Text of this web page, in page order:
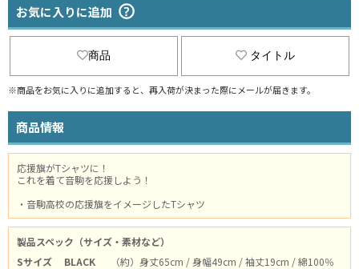
お気に入りに追加
商品 タイトル
※商品をお気に入りに追加すると、再入荷が決まった際にメールが届きます。
商品情報
応援旗がTシャツに！
これを着て音駒を応援しよう！
・音駒高校の応援旗をイメージしたTシャツ
製品スペック（サイズ・素材など）
Sサイズ
BLACK
（約）身丈65cm / 身幅49cm / 袖丈19cm / 綿100％